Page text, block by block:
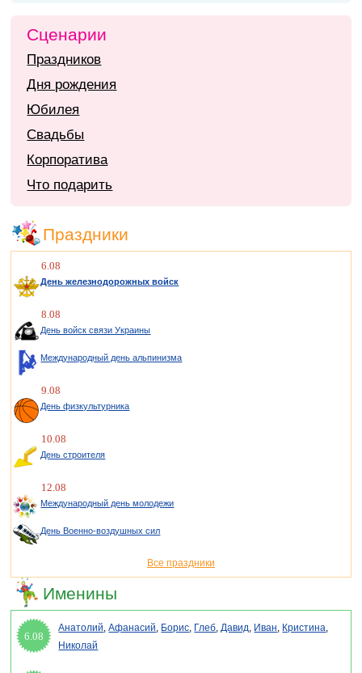
Сценарии
Праздников
Дня рождения
Юбилея
Свадьбы
Корпоратива
Что подарить
Праздники
6.08
День железнодорожных войск
8.08
День войск связи Украины
Международный день альпинизма
9.08
День физкультурника
10.08
День строителя
12.08
Международный день молодежи
День Военно-воздушных сил
Все праздники
Именины
6.08
Анатолий,Афанасий, Борис, Глеб,Давид, Иван, Кристина,
Николай